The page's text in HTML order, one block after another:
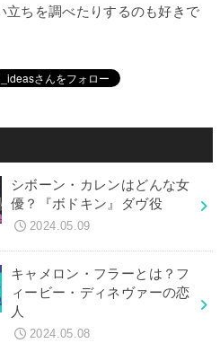
立ちを調べたりするのも好きで
シボーン・カレンはどんな女
優？『ボドキン』ダヴ役
2024.05.09
キャメロン・フラーとは？フ
ィービー・ディネヴァーの恋
人
2024.05.08